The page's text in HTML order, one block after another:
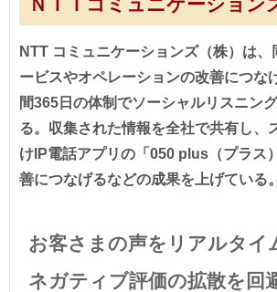
NTT コミュニケーションズ（株）は
ービスやオペレーションの改善につな
間365日の体制でソーシャルリスニン
る。収集された情報を全社で共有し、
けIP電話アプリの「050 plus（プラス
善につなげるなどの成果を上げている。
お客さまの声をリアルタイ
ネガティブ評価の拡散を回